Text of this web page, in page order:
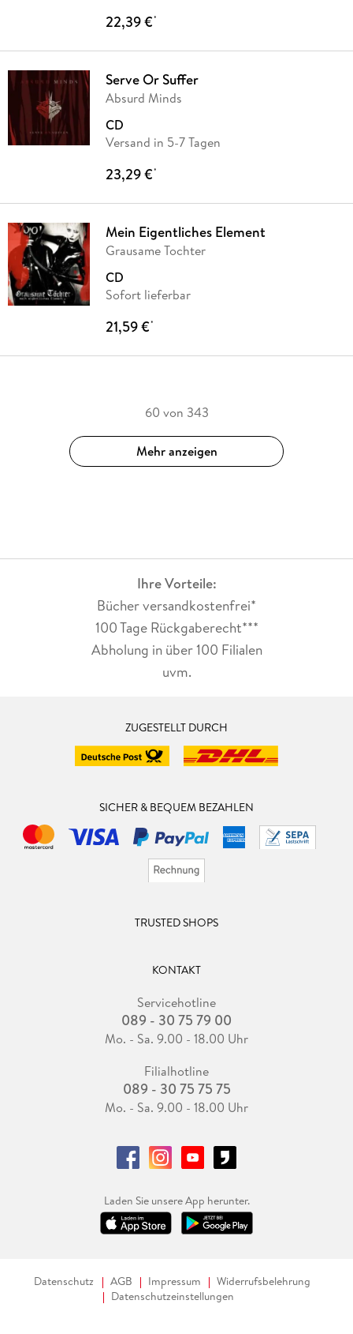
22,39 €*
Serve Or Suffer
Absurd Minds
CD
Versand in 5-7 Tagen
23,29 €*
Mein Eigentliches Element
Grausame Tochter
CD
Sofort lieferbar
21,59 €*
60 von 343
Mehr anzeigen
Ihre Vorteile:
Bücher versandkostenfrei*
100 Tage Rückgaberecht***
Abholung in über 100 Filialen
uvm.
ZUGESTELLT DURCH
SICHER & BEQUEM BEZAHLEN
TRUSTED SHOPS
KONTAKT
Servicehotline
089 - 30 75 79 00
Mo. - Sa. 9.00 - 18.00 Uhr
Filialhotline
089 - 30 75 75 75
Mo. - Sa. 9.00 - 18.00 Uhr
Laden Sie unsere App herunter.
Datenschutz AGB Impressum
Widerrufsbelehrung
Datenschutzeinstellungen